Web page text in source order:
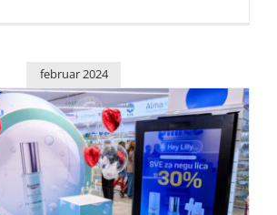
februar 2024
popuste na proizvode za negu lica